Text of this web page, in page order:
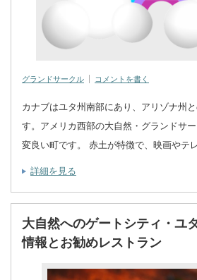
グランドサークル コメントを書く
カナブはユタ州南部にあり、アリゾナ州
す。アメリカ西部の大自然・グランドサ
変良い町です。 赤土が特徴で、映画やテ
詳細を見る
大自然へのゲートシティ・ユ
情報とお勧めレストラン